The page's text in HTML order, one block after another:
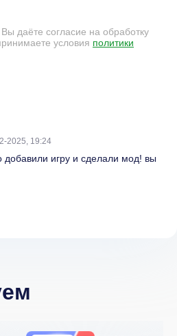
даёте согласие на обработку
условия политики
2025, 19:24
добавили игру и сделали мод! вы